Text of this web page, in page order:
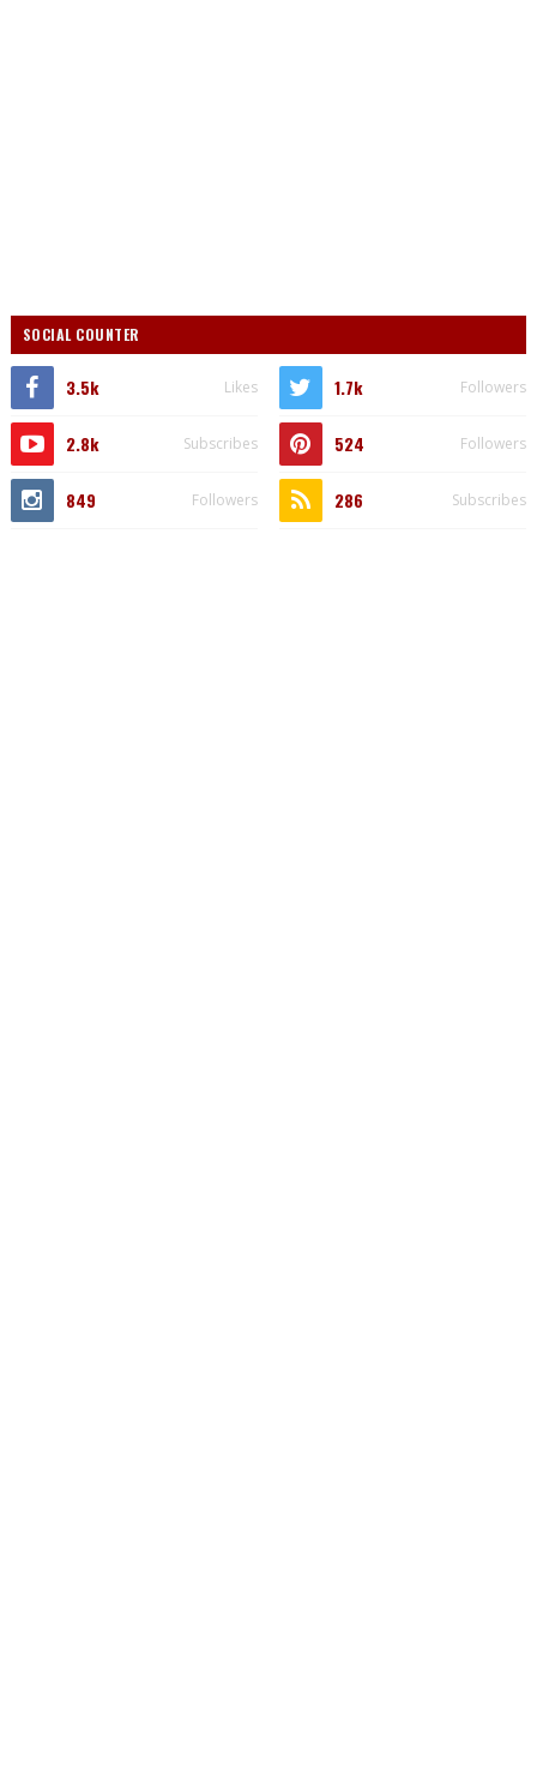
SOCIAL COUNTER
3.5k Likes 1.7k Followers
2.8k Subscribes 524 Followers
849 Followers 286 Subscribes